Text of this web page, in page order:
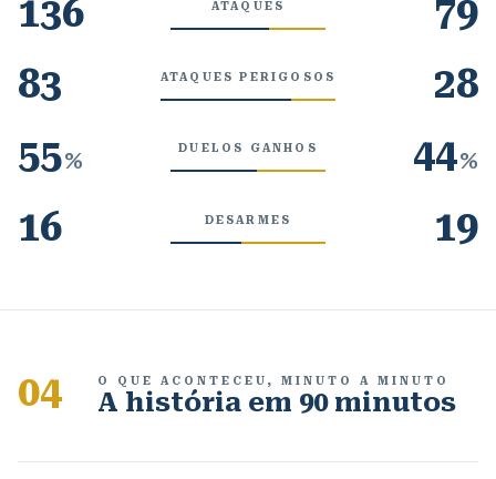
136 ATAQUES
79
83
ATAQUES PERIGOSOS
28
55% DUELOS GANHOS 44%
16 DESARMES 19
04 O QUE ACONTECEU, MINUTO A MINUTO
A história em 90 minutos